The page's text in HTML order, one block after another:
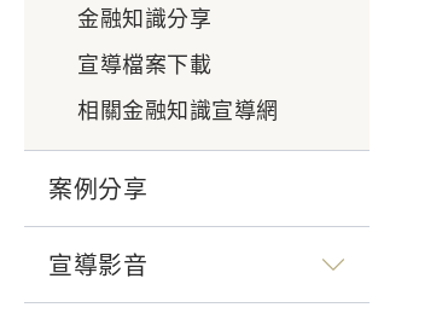
金融知識分享
宣導檔案下載
相關金融知識宣導網
案例分享
宣導影音